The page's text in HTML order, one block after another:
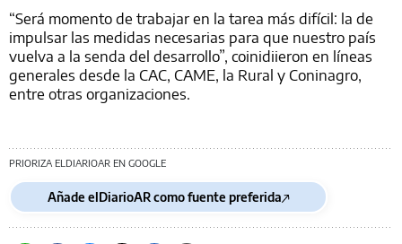
“Será momento de trabajar en la tarea más difícil: la de
impulsar las medidas necesarias para que nuestro país
vuelva a la senda del desarrollo”, coinidiieron en líneas
generales desde la CAC, CAME, la Rural y Coninagro,
entre otras organizaciones.
PRIORIZA ELDIARIOAR EN GOOGLE
Añade elDiarioAR como fuente preferida